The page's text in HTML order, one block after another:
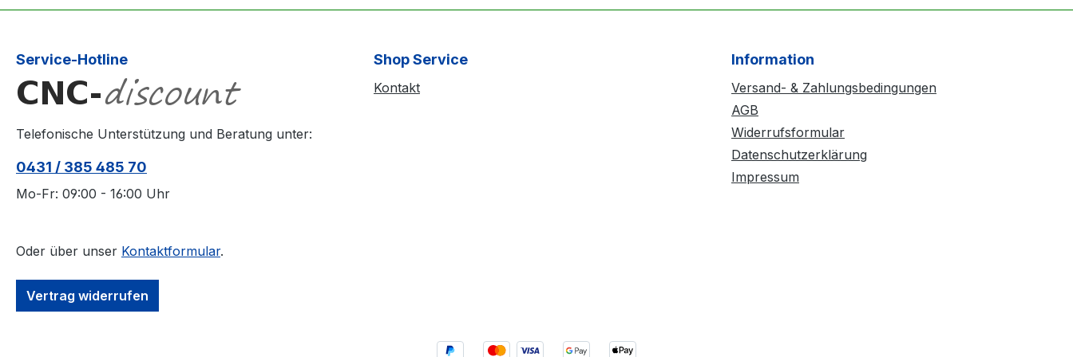
Service-Hotline
Telefonische Unterstützung und Beratung unter:
0431 / 385 485 70
Mo-Fr: 09:00 - 16:00 Uhr
Oder über unser Kontaktformular.
Vertrag widerrufen
Shop Service
Kontakt
Information
Versand- & Zahlungsbedingungen
AGB
Widerrufsformular
Datenschutzerklärung
Impressum